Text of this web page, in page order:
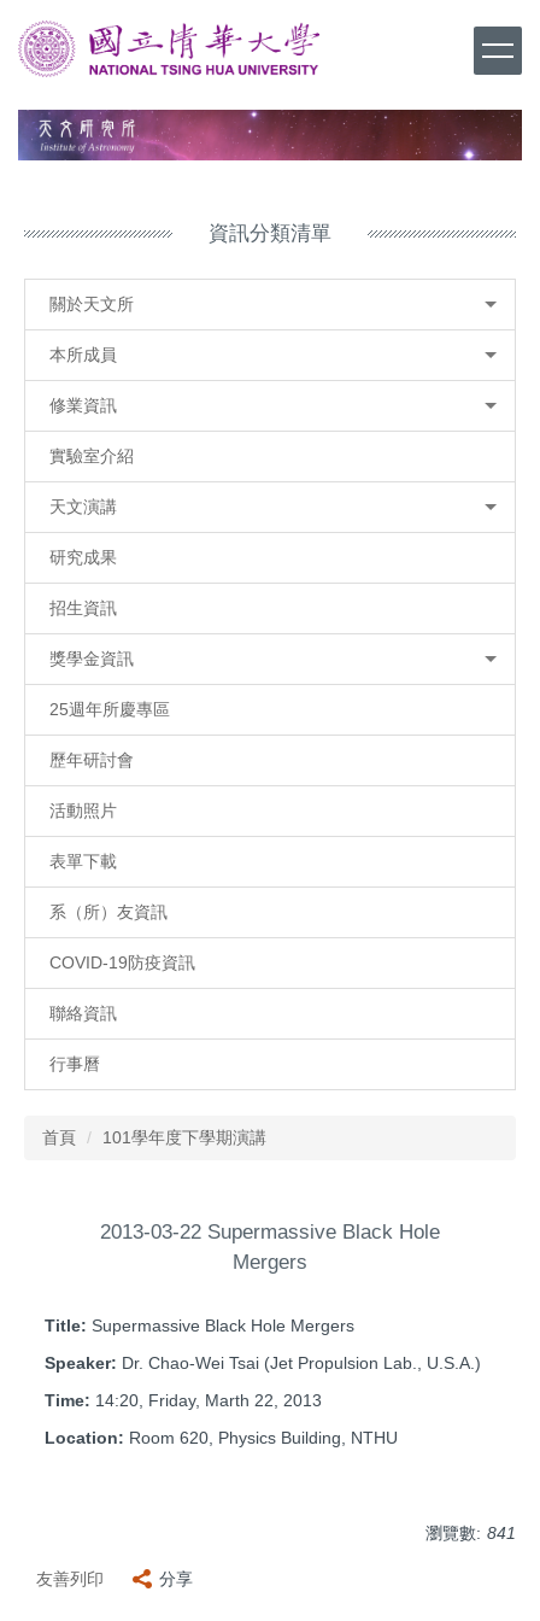
到
主
容
資訊分類清單
關於天文所
本所成員
修業資訊
實驗室介紹
天文演講
研究成果
招生資訊
獎學金資訊
25週年所慶專區
歷年研討會
活動照片
表單下載
系（所）友資訊
COVID-19防疫資訊
聯絡資訊
行事曆
首頁 101學年度下學期演講
2013-03-22 Supermassive Black Hole
Mergers
Title: Supermassive Black Hole Mergers
Speaker: Dr. Chao-Wei Tsai (Jet Propulsion Lab., U.S.A.)
Time: 14:20, Friday, Marth 22, 2013
Location: Room 620, Physics Building, NTHU
瀏覽數: 841
友善列印 分享